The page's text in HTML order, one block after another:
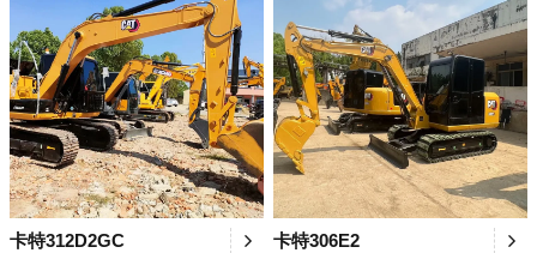
卡特312D2GC 卡特306E2